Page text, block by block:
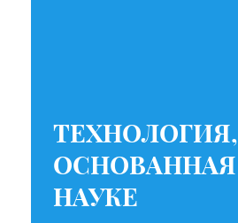
ТЕХНОЛОГИЯ,
НАУКЕ